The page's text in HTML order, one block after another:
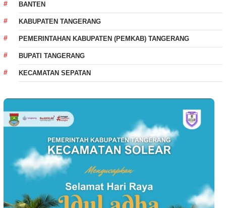
BANTEN
KABUPATEN TANGERANG
PEMERINTAHAN KABUPATEN (PEMKAB) TANGERANG
BUPATI TANGERANG
KECAMATAN SEPATAN